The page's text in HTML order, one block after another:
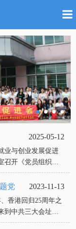
2025-05-12
业与创业发展促进
召开《党员组织生
党 2023-11-13
香港回归25周年之
到中共三大会址纪
步推动党史学习教